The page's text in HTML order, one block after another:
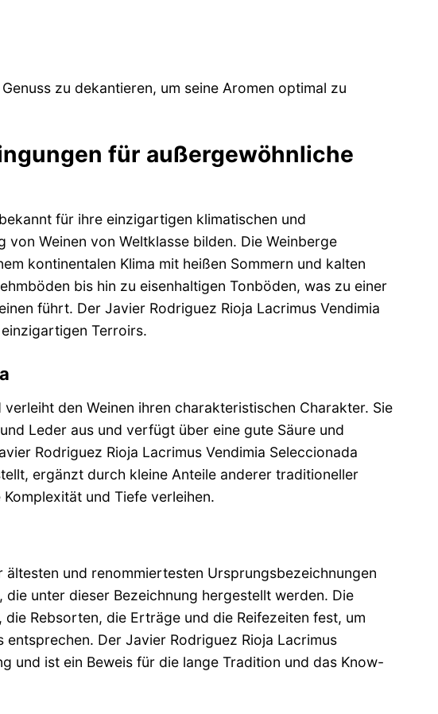
zu dekantieren, um seine Aromen optimal zu
für außergewöhnliche
für ihre einzigartigen klimatischen und
Weinen von Weltklasse bilden. Die Weinberge
kontinentalen Klima mit heißen Sommern und kalten
bis hin zu eisenhaltigen Tonböden, was zu einer
führt. Der Javier Rodriguez Rioja Lacrimus Vendimia
Terroirs.
den Weinen ihren charakteristischen Charakter. Sie
Leder aus und verfügt über eine gute Säure und
Rodriguez Rioja Lacrimus Vendimia Seleccionada
ergänzt durch kleine Anteile anderer traditioneller
und Tiefe verleihen.
ältesten und renommiertesten Ursprungsbezeichnungen
unter dieser Bezeichnung hergestellt werden. Die
Rebsorten, die Erträge und die Reifezeiten fest, um
Der Javier Rodriguez Rioja Lacrimus
und ist ein Beweis für die lange Tradition und das Know-